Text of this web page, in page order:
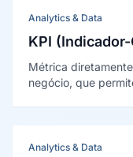
Analytics & Data
KPI
Métrica
negócio, que
Analytics & Data